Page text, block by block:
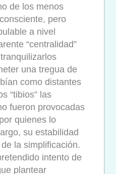
de los menos
pero
a nivel
“centralidad”
una tregua de
como distantes
“tibios” las
fueron provocadas
quienes lo
su estabilidad
la simplificación.
intento de
plantear